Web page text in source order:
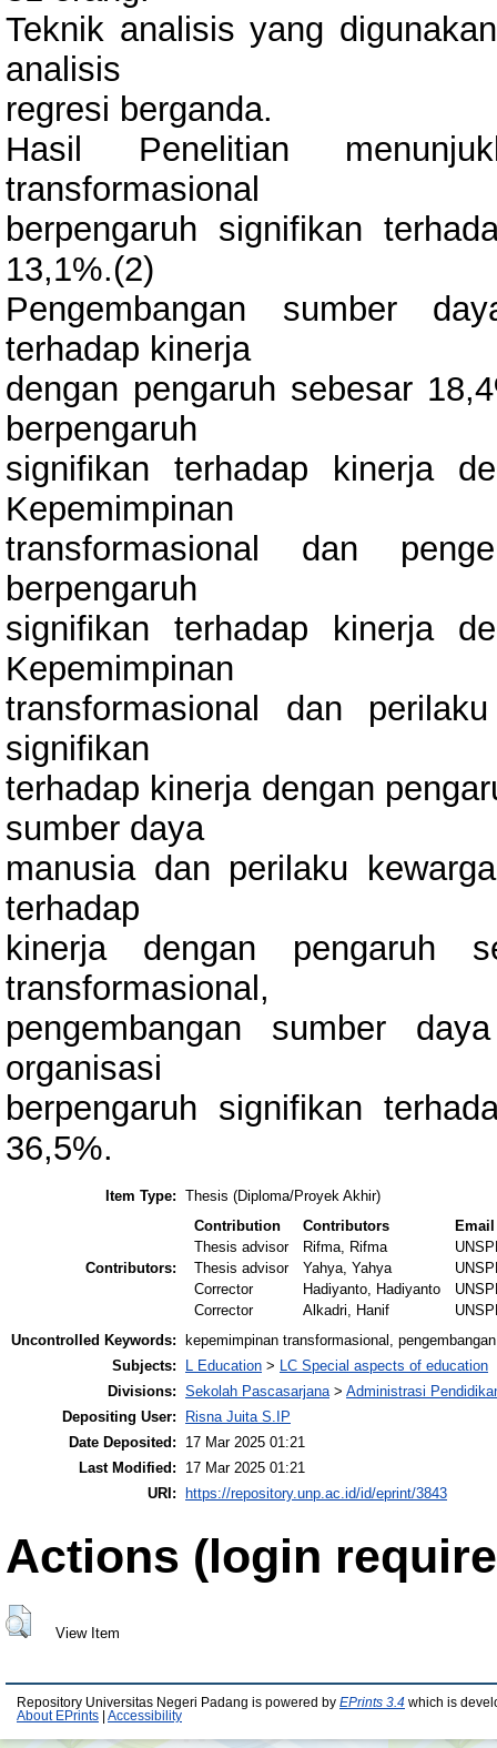
Teknik analisis yang
analisis
regresi berganda.
Hasil Penelitian
transformasional
berpengaruh signifikan
13,1%.(2)
Pengembangan sumber
terhadap kinerja
dengan pengaruh sebesar
berpengaruh
signifikan terhadap kinerja
Kepemimpinan
transformasional dan
berpengaruh
signifikan terhadap kinerja
Kepemimpinan
transformasional dan
signifikan
terhadap kinerja dengan
sumber daya
manusia dan perilaku
terhadap
kinerja dengan pengaruh
transformasional,
pengembangan sumber
organisasi
berpengaruh signifikan
36,5%.
Item Type: Thesis (Diploma/Proyek Akhir)
Contributors:
Contribution Contributors
Email
Thesis advisor
Rifma, Rifma
Thesis advisor
Yahya, Yahya
Corrector
Hadiyanto, Hadiyanto
Corrector
Alkadri, Hanif
Uncontrolled Keywords:
kepemimpinan transformasional,
Subjects:
L Education > LC Special aspects of education
Divisions: Sekolah Pascasarjana> Administrasi
Depositing User:
Risna Juita S.IP
Date Deposited:
17 Mar 2025 01:21
Last Modified:
17 Mar 2025 01:21
URI:
https://repository.unp.ac.id/id/eprint/3843
Actions (login
View Item
Repository Universitas Negeri Padang is powered by EPrints 3.4 which is
About EPrints
Accessibility